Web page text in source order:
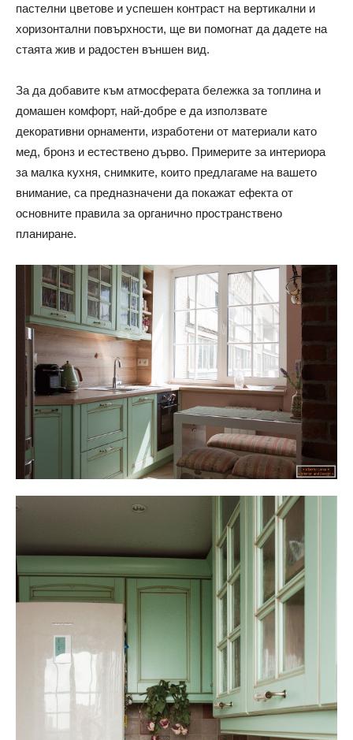
пастелни цветове и успешен контраст на вертикални и
хоризонтални повърхности, ще ви помогнат да дадете на
стаята жив и радостен външен вид.
За да добавите към атмосферата бележка за топлина и
домашен комфорт, най-добре е да използвате
декоративни орнаменти, изработени от материали като
мед, бронз и естествено дърво. Примерите за интериора
за малка кухня, снимките, които предлагаме на вашето
внимание, са предназначени да покажат ефекта от
основните правила за органично пространствено
планиране.